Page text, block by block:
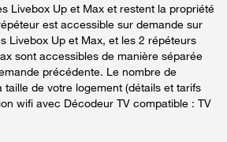
Livebox Up et Max et restent la propriété
est accessible sur demande sur
Livebox Up et Max, et les 2 répéteurs
sont accessibles de manière séparée
précédente. Le nombre de
de votre logement (détails et tarifs
wifi avec Décodeur TV compatible : TV